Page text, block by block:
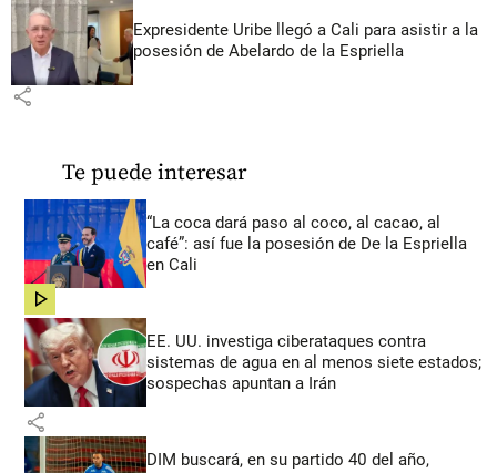
Expresidente Uribe llegó a Cali para asistir a la
posesión de Abelardo de la Espriella
share
Te puede interesar
“La coca dará paso al coco, al cacao, al
café”: así fue la posesión de De la Espriella
en Cali
share
EE. UU. investiga ciberataques contra
sistemas de agua en al menos siete estados;
sospechas apuntan a Irán
share
DIM buscará, en su partido 40 del año,